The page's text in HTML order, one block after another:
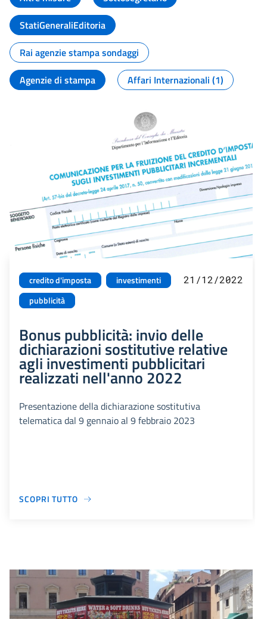
StatiGeneraliEditoria
Rai agenzie stampa sondaggi
Agenzie di stampa
Affari Internazionali (1)
credito d'imposta
investimenti
pubblicità
21/12/2022
Bonus pubblicità: invio delle
dichiarazioni sostitutive relative
agli investimenti pubblicitari
realizzati nell'anno 2022
Presentazione della dichiarazione sostitutiva
telematica dal 9 gennaio al 9 febbraio 2023
SCOPRI TUTTO